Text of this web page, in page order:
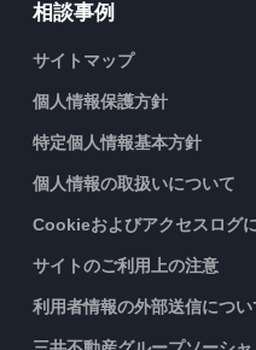
相談事例
サイトマップ
個人情報保護方針
特定個人情報基本方針
個人情報の取扱いについて
Cookieおよびアクセスログ
サイトのご利用上の注意
利用者情報の外部送信につい